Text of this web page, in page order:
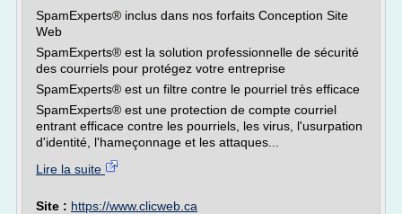
SpamExperts® inclus dans nos forfaits Conception Site
Web
SpamExperts® est la solution professionnelle de sécurité
des courriels pour protégez votre entreprise
SpamExperts® est un filtre contre le pourriel très efficace
SpamExperts® est une protection de compte courriel
entrant efficace contre les pourriels, les virus, l'usurpation
d'identité, l'hameçonnage et les attaques...
Lire la suite
Site : https://www.clicweb.ca